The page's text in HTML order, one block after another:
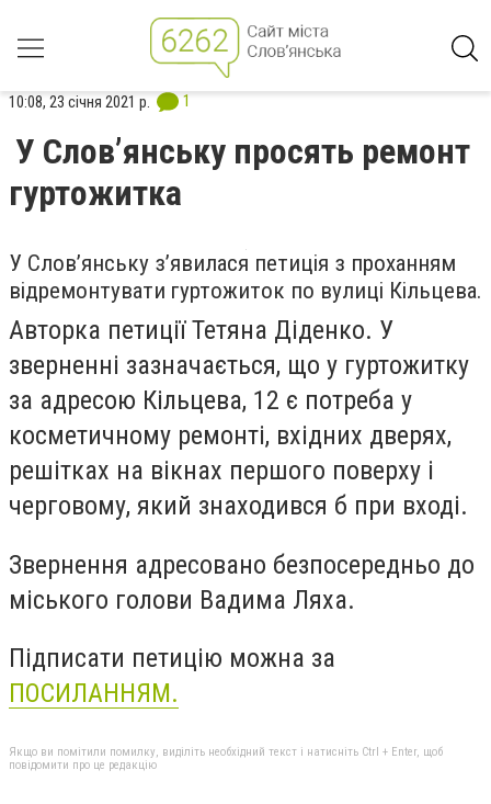
10:08, 23 січня 2021 р. 1
У Слов’янську просять ремонт
гуртожитка
У Слов’янську з’явилася петиція з проханням
відремонтувати гуртожиток по вулиці Кільцева.
Авторка петиції Тетяна Діденко. У
зверненні зазначається, що у гуртожитку
за адресою Кільцева, 12 є потреба у
косметичному ремонті, вхідних дверях,
решітках на вікнах першого поверху і
черговому, який знаходився б при вході.
Звернення адресовано безпосередньо до
міського голови Вадима Ляха.
Підписати петицію можна за
ПОСИЛАННЯМ.
Якщо ви помітили помилку, виділіть необхідний текст і натисніть Ctrl + Enter, щоб
повідомити про це редакцію